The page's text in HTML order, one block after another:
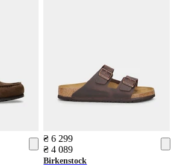
₴ 6 299
₴ 4 089
Birkenstock